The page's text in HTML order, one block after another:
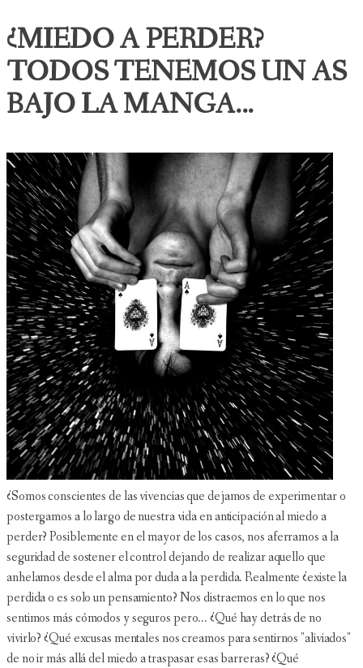
¿MIEDO A PERDER?
TODOS TENEMOS UN AS
BAJO LA MANGA...
¿Somos conscientes de las vivencias que dejamos de experimentar o
postergamos a lo largo de nuestra vida en anticipación al miedo a
perder? Posiblemente en el mayor de los casos, nos aferramos a la
seguridad de sostener el control dejando de realizar aquello que
anhelamos desde el alma por duda a la perdida. Realmente ¿existe la
perdida o es solo un pensamiento? Nos distraemos en lo que nos
sentimos más cómodos y seguros pero... ¿Qué hay detrás de no
vivirlo? ¿Qué excusas mentales nos creamos para sentirnos "aliviados"
de no ir más allá del miedo a traspasar esas barreras? ¿Qué